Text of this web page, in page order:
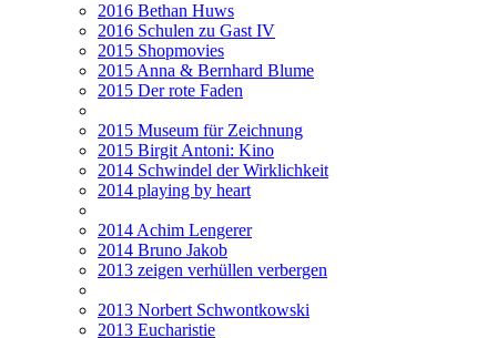
2016 Bethan Huws
2016 Schulen zu Gast IV
2015 Shopmovies
2015 Anna & Bernhard Blume
2015 Der rote Faden
2015 Museum für Zeichnung
2015 Birgit Antoni: Kino
2014 Schwindel der Wirklichkeit
2014 playing by heart
2014 Achim Lengerer
2014 Bruno Jakob
2013 zeigen verhüllen verbergen
2013 Norbert Schwontkowski
2013 Eucharistie